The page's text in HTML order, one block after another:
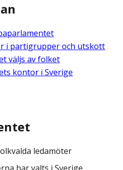
i partigrupper och utskott
väljs av folket
kontor i Sverige
ledamöter